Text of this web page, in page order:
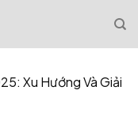
Xu Hướng Và Giải